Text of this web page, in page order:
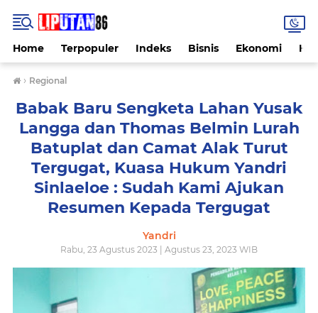
Home Terpopuler Indeks Bisnis Ekonomi
› Regional
Babak Baru Sengketa Lahan Yusak
Langga dan Thomas Belmin Lurah
Batuplat dan Camat Alak Turut
Tergugat, Kuasa Hukum Yandri
Sinlaeloe : Sudah Kami Ajukan
Resumen Kepada Tergugat
Yandri
Rabu, 23 Agustus 2023 | Agustus 23, 2023 WIB